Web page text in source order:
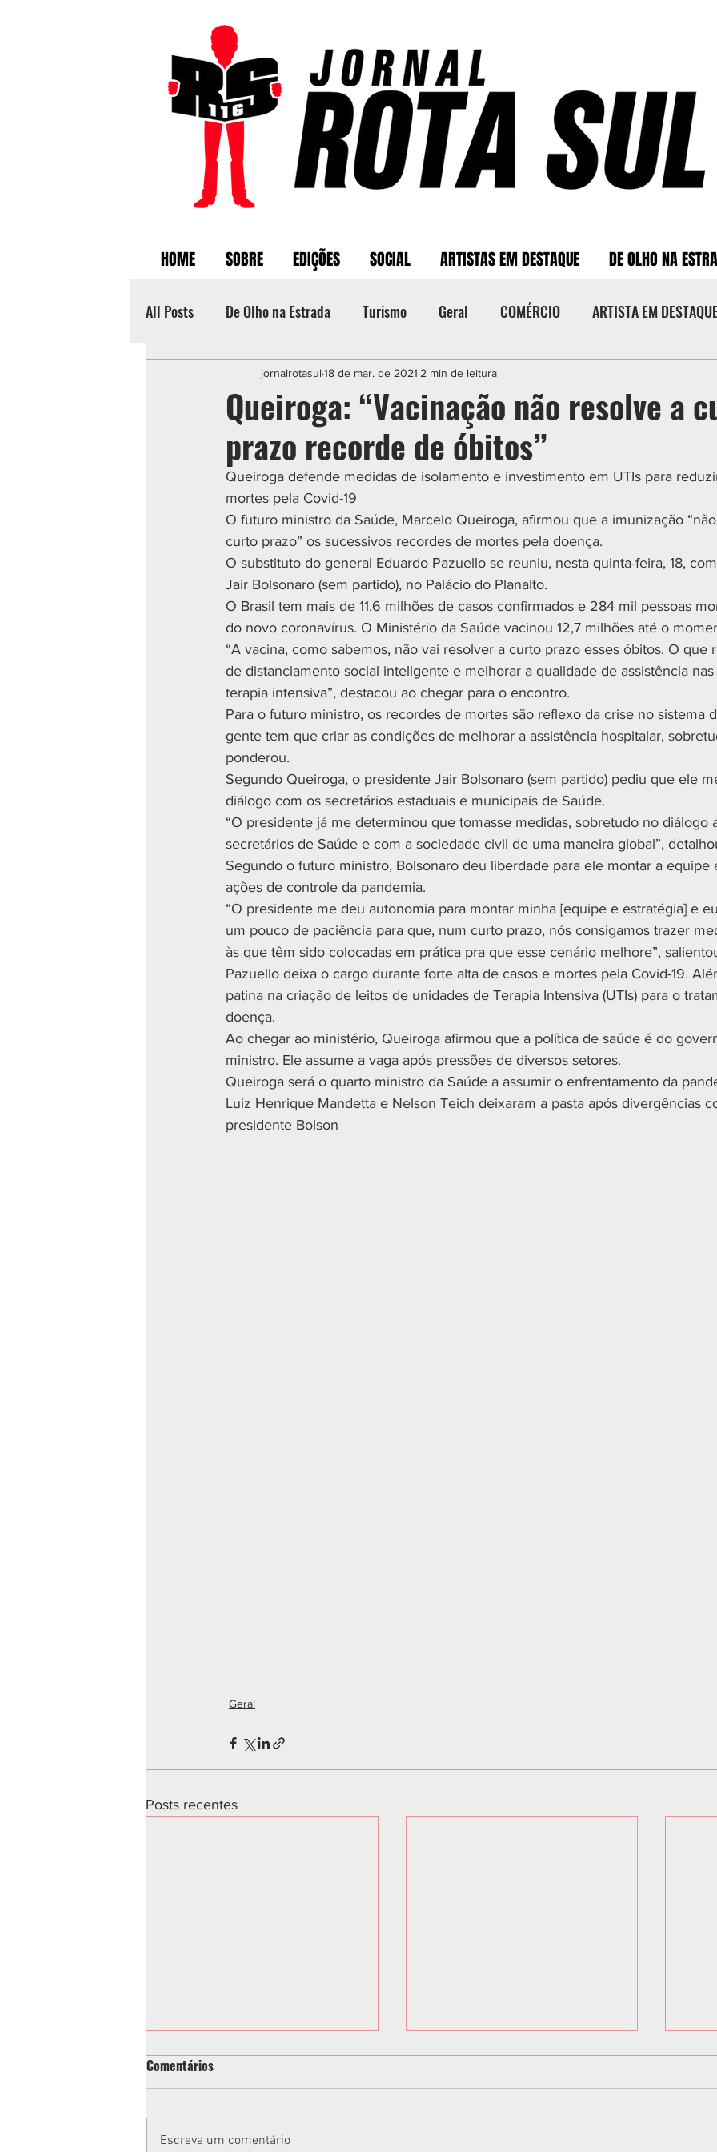
HOME SOBRE EDIÇÕES SOCIAL ARTISTAS EM DESTAQUE DE OLHO NA
All Posts De Olho na Estrada Turismo Geral COMÉRCIO ARTISTA EM
Categoria sem título POLICIAL ESPORTE CIDADES
Queiroga: “Vacinação não resolve a
prazo recorde de óbitos”
jornalrotasul 18 de mar. de 2021 2 min de leitura
Queiroga defende medidas de isolamento e investimento em UTIs para
mortes pela Covid-19
O futuro ministro da Saúde, Marcelo Queiroga, afirmou que a imunização
curto prazo” os sucessivos recordes de mortes pela doença.
O substituto do general Eduardo Pazuello se reuniu, nesta quinta-feira, 18,
Jair Bolsonaro (sem partido), no Palácio do Planalto.
O Brasil tem mais de 11,6 milhões de casos confirmados e 284 mil pessoas
do novo coronavírus. O Ministério da Saúde vacinou 12,7 milhões até o
“A vacina, como sabemos, não vai resolver a curto prazo esses óbitos. O que
de distanciamento social inteligente e melhorar a qualidade de assistência
terapia intensiva”, destacou ao chegar para o encontro.
Para o futuro ministro, os recordes de mortes são reflexo da crise no sistema
gente tem que criar as condições de melhorar a assistência hospitalar,
ponderou.
Segundo Queiroga, o presidente Jair Bolsonaro (sem partido) pediu que ele
diálogo com os secretários estaduais e municipais de Saúde.
“O presidente já me determinou que tomasse medidas, sobretudo no diálogo
secretários de Saúde e com a sociedade civil de uma maneira global”,
Segundo o futuro ministro, Bolsonaro deu liberdade para ele montar a equipe
ações de controle da pandemia.
“O presidente me deu autonomia para montar minha [equipe e estratégia] e
um pouco de paciência para que, num curto prazo, nós consigamos trazer
às que têm sido colocadas em prática pra que esse cenário melhore”,
Pazuello deixa o cargo durante forte alta de casos e mortes pela Covid-19.
patina na criação de leitos de unidades de Terapia Intensiva (UTIs) para o
doença.
Ao chegar ao ministério, Queiroga afirmou que a política de saúde é do
ministro. Ele assume a vaga após pressões de diversos setores.
Queiroga será o quarto ministro da Saúde a assumir o enfrentamento da
Luiz Henrique Mandetta e Nelson Teich deixaram a pasta após divergências
presidente Bolson
Geral
Posts recentes
Comentários
Escreva um comentário